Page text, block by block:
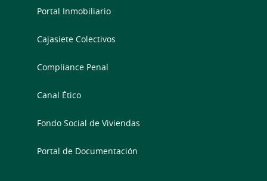
Portal Inmobiliario
Cajasiete Colectivos
Compliance Penal
Canal Ético
Fondo Social de Viviendas
Portal de Documentación